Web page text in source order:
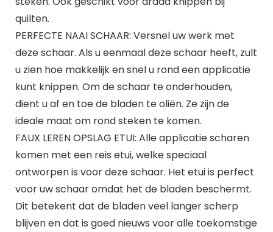
quilten.
PERFECTE NAAI SCHAAR: Versnel uw werk met
deze schaar. Als u eenmaal deze schaar heeft, zult
u zien hoe makkelijk en snel u rond een applicatie
kunt knippen. Om de schaar te onderhouden,
dient u af en toe de bladen te oliën. Ze zijn de
ideale maat om rond steken te komen.
FAUX LEREN OPSLAG ETUI: Alle applicatie scharen
komen met een reis etui, welke speciaal
ontworpen is voor deze schaar. Het etui is perfect
voor uw schaar omdat het de bladen beschermt.
Dit betekent dat de bladen veel langer scherp
blijven en dat is goed nieuws voor alle toekomstige